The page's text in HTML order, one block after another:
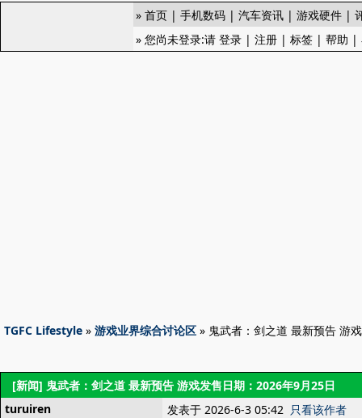
» 首页 | 手机数码 | 汽车资讯 | 游戏硬件 |
» 您尚未登录:请 登录 | 注册 | 标签 | 帮助 |
TGFC Lifestyle » 游戏业界综合讨论区 » 鬼武者：剑之道 最新预告 游
[新闻] 鬼武者：剑之道 最新预告 游戏发售日期：2026年9月25日
turuiren
发表于 2026-6-3 05:42 只看该作者